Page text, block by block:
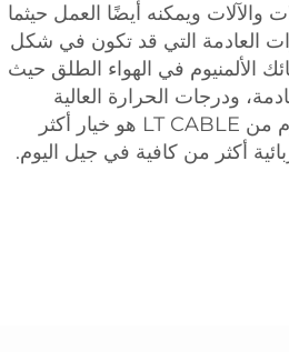
والآلات ويمكنه أيضًا العمل حيثما
العادمة التي قد تكون في شكل
الألمنيوم في الهواء الطلق حيث
ودرجات الحرارة العالية
وظروف قاسية أخرى. سلك سبائك الألمنيوم من LT CABLE هو خيار أكثر
أكثر من كافية في جيل اليوم.